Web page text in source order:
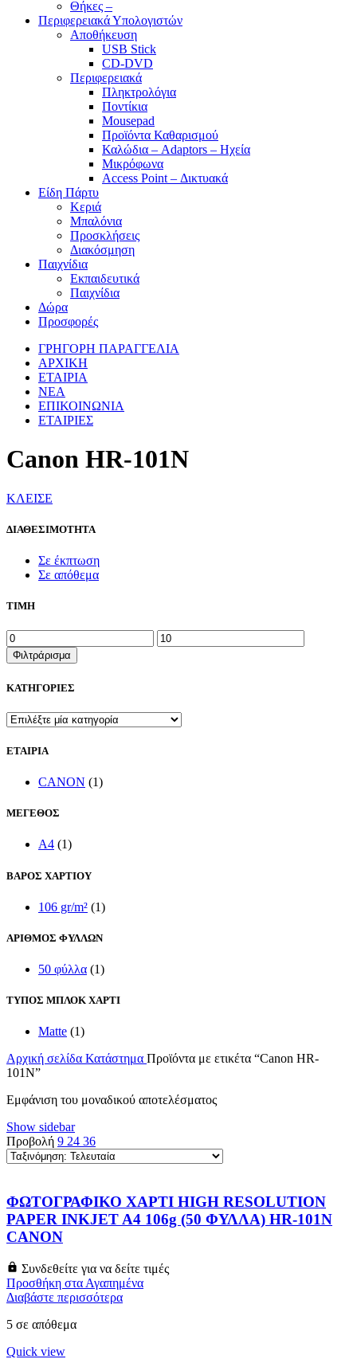
Θήκες –
Περιφερειακά Υπολογιστών
Αποθήκευση
USB Stick
CD-DVD
Περιφερειακά
Πληκτρολόγια
Ποντίκια
Mousepad
Προϊόντα Καθαρισμού
Καλώδια – Adaptors – Ηχεία
Μικρόφωνα
Access Point – Δικτυακά
Είδη Πάρτυ
Κεριά
Μπαλόνια
Προσκλήσεις
Διακόσμηση
Παιχνίδια
Εκπαιδευτικά
Παιχνίδια
Δώρα
Προσφορές
ΓΡΗΓΟΡΗ ΠΑΡΑΓΓΕΛΙΑ
ΑΡΧΙΚΗ
ΕΤΑΙΡΙΑ
ΝΕΑ
ΕΠΙΚΟΙΝΩΝΙΑ
ΕΤΑΙΡΙΕΣ
Canon HR-101N
ΚΛΕΙΣΕ
ΔΙΑΘΕΣΙΜΟΤΗΤΑ
Σε έκπτωση
Σε απόθεμα
ΤΙΜΗ
Ελάχιστη
τιμή
Μέγιστη
τιμή
Φιλτράρισμα
ΚΑΤΗΓΟΡΙΕΣ
ΕΤΑΙΡΙΑ
CANON (1)
ΜΕΓΕΘΟΣ
A4 (1)
ΒΑΡΟΣ ΧΑΡΤΙΟΥ
106 gr/m² (1)
ΑΡΙΘΜΟΣ ΦΥΛΛΩΝ
50 φύλλα (1)
ΤΥΠΟΣ ΜΠΛΟΚ ΧΑΡΤΙ
Matte (1)
Αρχική σελίδα Κατάστημα Προϊόντα με ετικέτα “Canon HR-
101N”
Εμφάνιση του μοναδικού αποτελέσματος
Show sidebar
Προβολή 9 24 36
ΦΩΤΟΓΡΑΦΙΚΟ ΧΑΡΤΙ HIGH RESOLUTION
PAPER INKJET A4 106g (50 ΦΥΛΛΑ) HR-101N
CANON
Συνδεθείτε για να δείτε τιμές
Προσθήκη στα Αγαπημένα
Διαβάστε περισσότερα
5 σε απόθεμα
Quick view